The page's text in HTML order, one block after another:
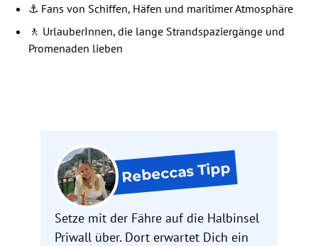
⚓ Fans von Schiffen, Häfen und maritimer Atmosphäre
🚶 UrlauberInnen, die lange Strandspaziergänge und
Promenaden lieben
RebeccasTipp
Setze mit der Fähre auf die Halbinsel
Priwall über. Dort erwartet Dich ein